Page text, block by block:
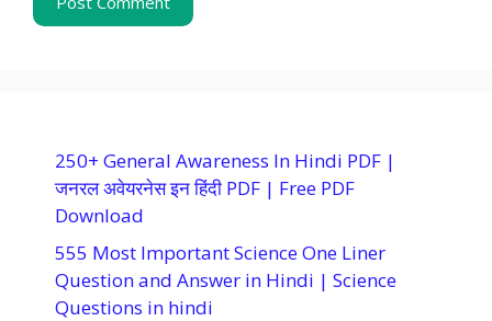
250+ General Awareness In Hindi PDF |
जनरल अवेयरनेस इन हिंदी PDF | Free PDF
Download
555 Most Important Science One Liner
Question and Answer in Hindi | Science
Questions in hindi